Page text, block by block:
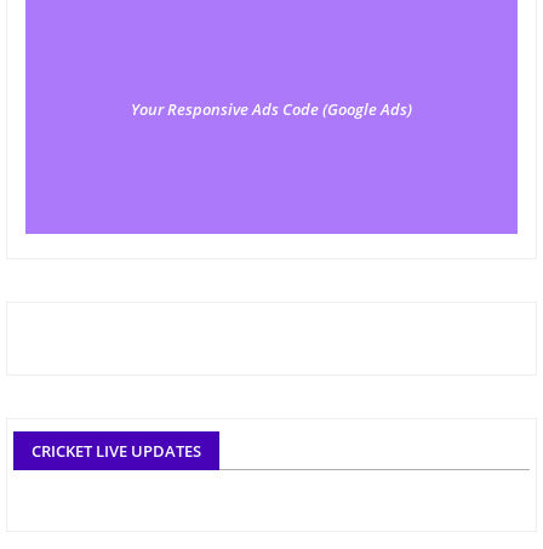
Your Responsive Ads Code (Google Ads)
CRICKET LIVE UPDATES